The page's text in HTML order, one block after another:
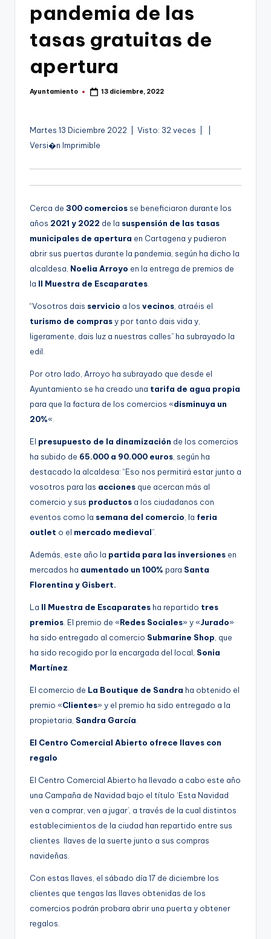
pandemia de las
tasas gratuitas de
apertura
Publicado
Ayuntamiento 13 diciembre, 2022
Martes 13 Diciembre 2022 | Visto: 32 veces |
Versi�n Imprimible
Cerca de 300 comercios se beneficiaron durante los
años 2021 y 2022 de la suspensión de las tasas
municipales de apertura en Cartagena y pudieron
abrir sus puertas durante la pandemia, según ha dicho la
alcaldesa, Noelia Arroyo en la entrega de premios de
la II Muestra de Escaparates.
“Vosotros dais servicio a los vecinos, atraéis el
turismo de comprasy por tanto dais vida y,
ligeramente, dais luz a nuestras calles” ha subrayado la
edil.
Por otro lado, Arroyo ha subrayado que desde el
Ayuntamiento se ha creado una tarifa de agua propia
para que la factura de los comercios «disminuya un
20%«.
El presupuesto de la dinamización de los comercios
ha subido de 65.000 a 90.000 euros, según ha
destacado la alcaldesa: “Eso nos permitirá estar junto a
vosotros para las acciones que acercan más al
comercio y sus productos a los ciudadanos con
eventos como la semana del comercio, la feria
outlet o el mercado medieval”.
Además, este año la partida para las inversiones en
mercados ha aumentado un 100% para Santa
Florentina y Gisbert.
La II Muestra de Escaparates ha repartido tres
premios. El premio de «Redes Sociales» y «Jurado»
ha sido entregado al comercio Submarine Shop, que
ha sido recogido por la encargada del local, Sonia
Martínez.
El comercio de La Boutique de Sandra ha obtenido el
premio «Clientes» y el premio ha sido entregado a la
propietaria, Sandra García.
El Centro Comercial Abierto ofrece llaves con
regalo
El Centro Comercial Abierto ha llevado a cabo este año
una Campaña de Navidad bajo el título ‘Esta Navidad
ven a comprar, ven a jugar’, a través de la cual distintos
establecimientos de la ciudad han repartido entre sus
clientes llaves de la suerte junto a sus compras
navideñas.
Con estas llaves, el sábado día 17 de diciembre los
clientes que tengas las llaves obtenidas de los
comercios podrán probara abrir una puerta y obtener
regalos.